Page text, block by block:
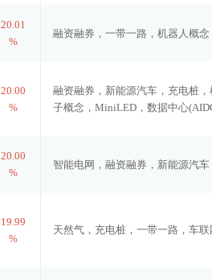
20.01
%
融资融券，一带一路，机器人概
20.00
%
融资融券，新能源汽车，充电桩
子概念，MiniLED，数据中心
20.00
%
智能电网，融资融券，新能源汽
19.99
%
天然气，充电桩，一带一路，车